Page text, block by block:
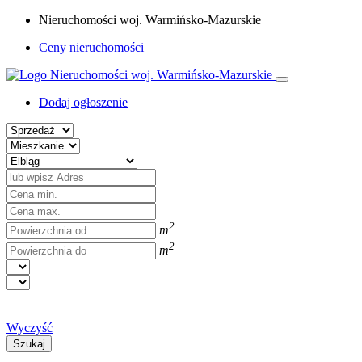
Nieruchomości woj. Warmińsko-Mazurskie
Ceny nieruchomości
Dodaj ogłoszenie
m2
m2
Wyczyść
Szukaj